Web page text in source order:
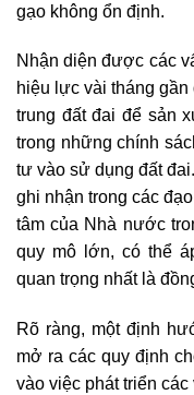
gạo không ổn định.
Nhận diện được các
hiệu lực vài tháng
trung đất đai để sản
trong những chính
tư vào sử dụng đất đai.
ghi nhận trong các
tâm của Nhà nước
quy mô lớn, có thể
quan trọng nhất là
Rõ ràng, một định
mở ra các quy định
vào việc phát triển các